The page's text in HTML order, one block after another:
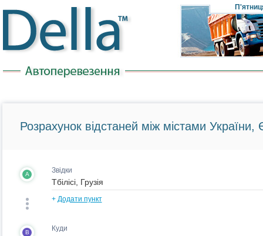
Розрахунок відстаней між містами України,
A Звідки
+ Додати пункт
B Куди